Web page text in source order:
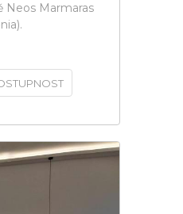
Neos Marmaras